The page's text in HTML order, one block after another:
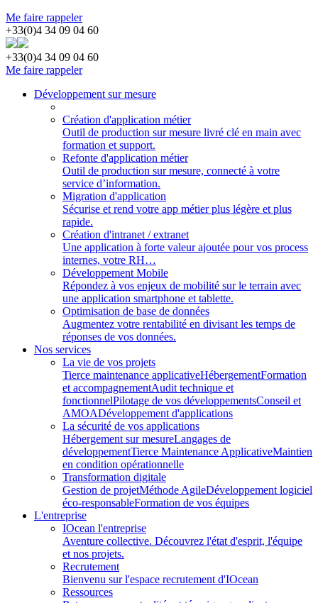
Me faire rappeler
+33(0)4 34 09 04 60
+33(0)4 34 09 04 60
Me faire rappeler
Développement sur mesure
Création d'application métier
Outil de production sur mesure livré clé en main avec
formation et support.
Refonte d'application métier
Outil de production sur mesure, connecté à votre
service d’information.
Migration d'application
Sécurise et rend votre app métier plus légère et plus
rapide.
Création d'intranet / extranet
Une application à forte valeur ajoutée pour vos process
internes, votre RH…
Développement Mobile
Répondez à vos enjeux de mobilité sur le terrain avec
une application smartphone et tablette.
Optimisation de base de données
Augmentez votre rentabilité en divisant les temps de
réponses de vos données.
Nos services
La vie de vos projets
Tierce maintenance applicativeHébergementFormation
et accompagnementAudit technique et
fonctionnelPilotage de vos développementsConseil et
AMOADéveloppement d'applications
La sécurité de vos applications
Hébergement sur mesureLangages de
développementTierce Maintenance ApplicativeMaintien
en condition opérationnelle
Transformation digitale
Gestion de projetMéthode AgileDéveloppement logiciel
éco-responsableFormation de vos équipes
L'entreprise
IOcean l'entreprise
Aventure collective. Découvrez l'état d'esprit, l'équipe
et nos projets.
Recrutement
Bienvenu sur l'espace recrutement d'IOcean
Ressources